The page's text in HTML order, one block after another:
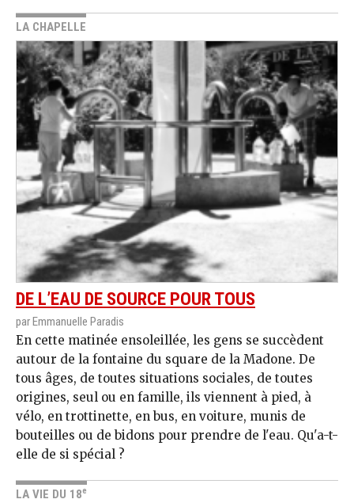
LA CHAPELLE
DE L’EAU DE SOURCE POUR TOUS
par Emmanuelle Paradis
En cette matinée ensoleillée, les gens se succèdent
autour de la fontaine du square de la Madone. De
tous âges, de toutes situations sociales, de toutes
origines, seul ou en famille, ils viennent à pied, à
vélo, en trottinette, en bus, en voiture, munis de
bouteilles ou de bidons pour prendre de l'eau. Qu'a-t-
elle de si spécial ?
LA VIE DU 18e